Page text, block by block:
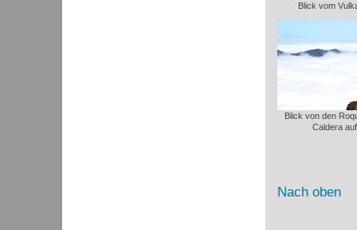
Blick vom
Blick von den
Caldera
Nach oben